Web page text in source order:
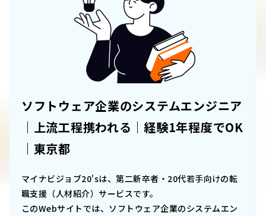
ソフトウェア企業のシステムエンジニア
｜上流工程携われる｜経験1年程度でOK
｜東京都
マイナビジョブ20'sは、第二新卒者・20代若手向けの転
職支援（人材紹介）サービスです。
このWebサイトでは、 ソフトウェア企業のシステムエン